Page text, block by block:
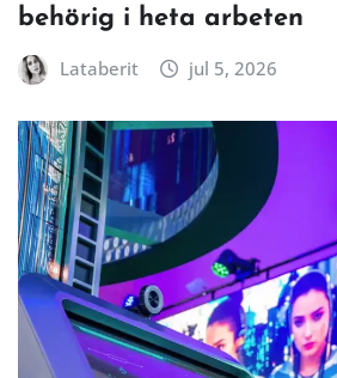
behörig i heta arbeten
Lataberit jul 5, 2026